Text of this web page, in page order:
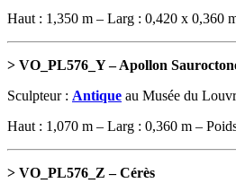
Haut : 1,350 m – Larg : 0,420 x 0,360
> VO_PL576_Y – Apollon
Sculpteur : Antique au Musée du
Haut : 1,070 m – Larg : 0,360 m –
> VO_PL576_Z – Cérès